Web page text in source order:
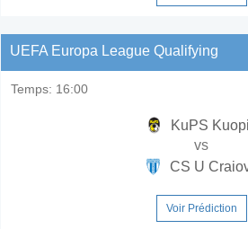
UEFA Europa League Qualifying
Temps: 16:00
KuPS
vs
CS U
Voir Prédiction